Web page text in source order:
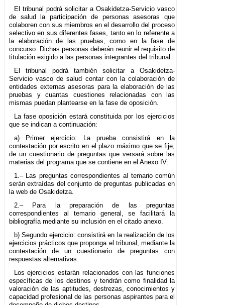
El tribunal podrá solicitar a Osakidetza-Servicio vasco
de salud la participación de personas asesoras que
colaboren con sus miembros en el desarrollo del proceso
selectivo en sus diferentes fases, tanto en lo referente a
la elaboración de las pruebas, como en la fase de
concurso. Dichas personas deberán reunir el requisito de
titulación exigido a las personas integrantes del tribunal.
El tribunal podrá también solicitar a Osakidetza-
Servicio vasco de salud contar con la colaboración de
entidades externas asesoras para la elaboración de las
pruebas y cuantas cuestiones relacionadas con las
mismas puedan plantearse en la fase de oposición.
La fase oposición estará constituida por los ejercicios
que se indican a continuación:
a) Primer ejercicio: La prueba consistirá en la
contestación por escrito en el plazo máximo que se fije,
de un cuestionario de preguntas que versará sobre las
materias del programa que se contiene en el Anexo IV:
1.– Las preguntas correspondientes al temario común
serán extraídas del conjunto de preguntas publicadas en
la web de Osakidetza.
2.– Para la preparación de las preguntas
correspondientes al temario general, se facilitará la
bibliografía mediante su inclusión en el citado anexo.
b) Segundo ejercicio: consistirá en la realización de los
ejercicios prácticos que proponga el tribunal, mediante la
contestación de un cuestionario de preguntas con
respuestas alternativas.
Los ejercicios estarán relacionados con las funciones
específicas de los destinos y tendrán como finalidad la
valoración de las aptitudes, destrezas, conocimientos y
capacidad profesional de las personas aspirantes para el